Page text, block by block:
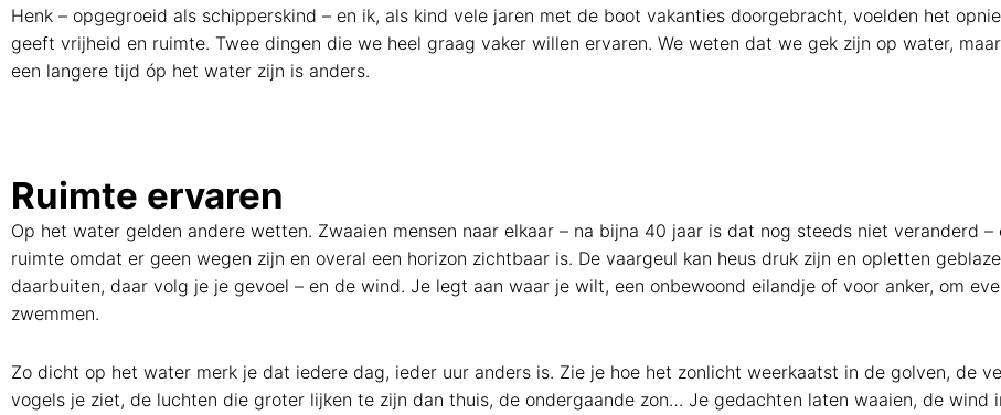
Henk – opgegroeid als schipperskind – en ik, als kind vele jaren met de boot vakanties doorgebracht, voelden het
geeft vrijheid en ruimte. Twee dingen die we heel graag vaker willen ervaren. We weten dat we gek zijn op water,
een langere tijd óp het water zijn is anders.
Ruimte ervaren
Op het water gelden andere wetten. Zwaaien mensen naar elkaar – na bijna 40 jaar is dat nog steeds niet veranderd –
ruimte omdat er geen wegen zijn en overal een horizon zichtbaar is. De vaargeul kan heus druk zijn en opletten
daarbuiten, daar volg je je gevoel – en de wind. Je legt aan waar je wilt, een onbewoond eilandje of voor anker, om
zwemmen.
Zo dicht op het water merk je dat iedere dag, ieder uur anders is. Zie je hoe het zonlicht weerkaatst in de golven, de
vogels je ziet, de luchten die groter lijken te zijn dan thuis, de ondergaande zon… Je gedachten laten waaien, de wind